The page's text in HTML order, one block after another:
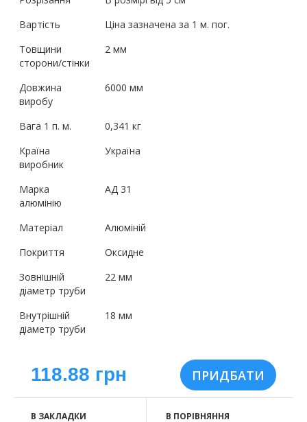
Вартість
Ціна зазначена за 1 м. пог.
Товщини
сторони/стінки
2 мм
Довжина
виробу
6000 мм
Вага 1 п. м.
0,341 кг
Країна
виробник
Україна
Марка
алюмінію
АД 31
Матеріал
Алюміній
Покриття
Оксидне
Зовнішній
діаметр труби
22 мм
Внутрішній
діаметр труби
18 мм
118.88 грн
В ЗАКЛАДКИ В ПОРІВНЯННЯ